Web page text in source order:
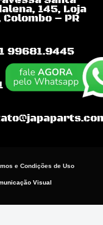
145, Loja
Colombo – PR
99681.9445
99868-3198
e Condições de Uso
Visual